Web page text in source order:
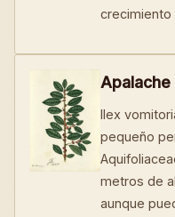
Apalache
Ilex
pequeño
metros de
aunque